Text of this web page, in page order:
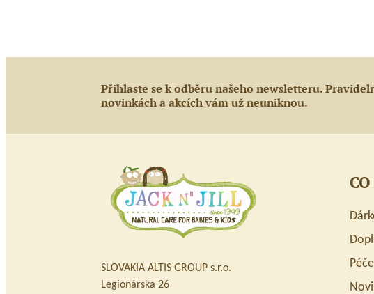
Přihlaste se k odběru našeho newsletteru.
novinkách a akcích vám už neuniknou.
SLOVAKIA ALTIS GROUP s.r.o.
Legionárska 26